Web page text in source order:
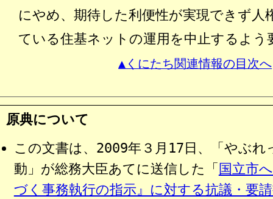
にやめ、期待した利便性が実現できず人
ている住基ネットの運用を中止するよう
▲くにたち関連情報の目次へ
原典について
この文書は、2009年３月17日、「やぶれ
動」が総務大臣あてに送信した「 国立市
づく事務執行の指示』に対する抗議・要